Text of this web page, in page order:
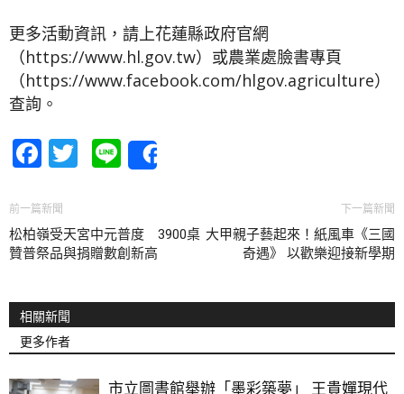
更多活動資訊，請上花蓮縣政府官網
（https://www.hl.gov.tw）或農業處臉書專頁
（https://www.facebook.com/hlgov.agriculture）
查詢。
Facebook
Twitter
Line
前一篇新聞
松柏嶺受天宮中元普度 3900桌
贊普祭品與捐贈數創新高
下一篇新聞
大甲親子藝起來！紙風車《三國
奇遇》 以歡樂迎接新學期
相關新聞
更多作者
市立圖書館舉辦「墨彩築夢」 王貴嬋現代